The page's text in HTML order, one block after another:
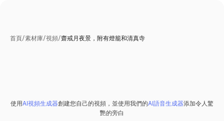
首頁/素材庫/視頻/齋戒月夜景，附有燈籠和清真寺
使用AI視頻生成器創建您自己的視頻，並使用我們的AI語音生成器添加令人驚
艷的旁白